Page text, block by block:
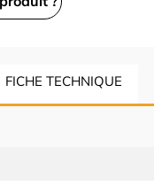
FICHE TECHNIQUE